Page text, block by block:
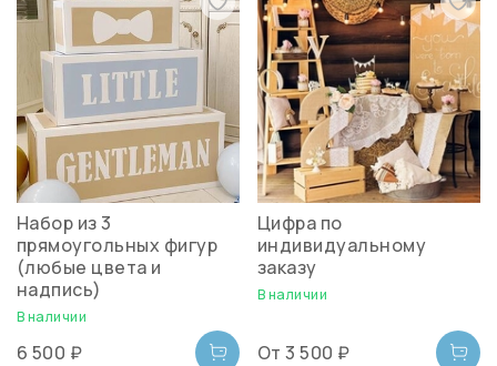
Набор из 3
прямоугольных фигур
(любые цвета и
надпись)
В наличии
6 500 ₽
Цифра по
индивидуальному
заказу
В наличии
От 3 500 ₽